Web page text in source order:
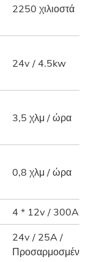
2250 χιλιοστά
24v / 4.5kw
3,5 χλμ / ώρα
0,8 χλμ / ώρα
4 * 12v / 300Ah
24v / 25A /
Προσαρμοσμένη